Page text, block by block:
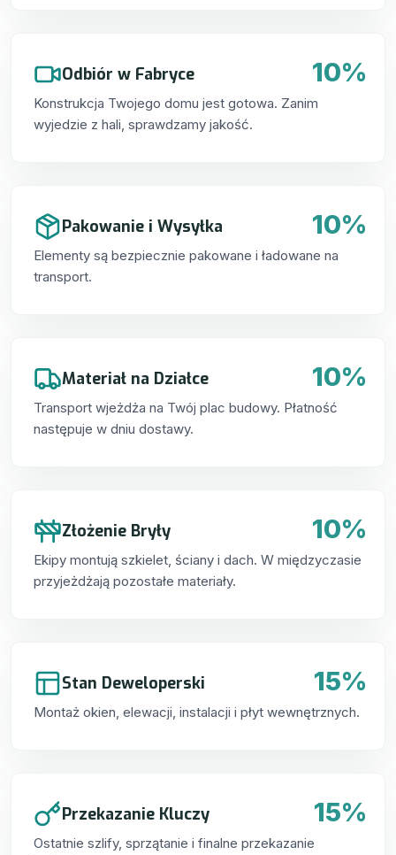
10%
Odbiór w Fabryce
Konstrukcja Twojego domu jest gotowa. Zanim
wyjedzie z hali, sprawdzamy jakość.
10%
Pakowanie i Wysyłka
Elementy są bezpiecznie pakowane i ładowane na
transport.
10%
Materiał na Działce
Transport wjeżdża na Twój plac budowy. Płatność
następuje w dniu dostawy.
10%
Złożenie Bryły
Ekipy montują szkielet, ściany i dach. W międzyczasie
przyjeżdżają pozostałe materiały.
15%
Stan Deweloperski
Montaż okien, elewacji, instalacji i płyt wewnętrznych.
15%
Przekazanie Kluczy
Ostatnie szlify, sprzątanie i finalne przekazanie